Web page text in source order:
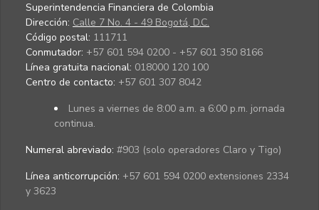
Superintendencia Financiera de Colombia
Dirección: Calle 7 No. 4 - 49 Bogotá, D.C.
Código postal: 111711
Conmutador: +57 601 594 0200 - +57 601 350 8166
Línea gratuita nacional: 018000 120 100
Centro de contacto: +57 601 307 8042
Lunes a viernes de 8:00 a.m. a 6:00 p.m. jornada
continua.
Numeral abreviado: #903 (solo operadores Claro y Tigo)
Línea anticorrupción: +57 601 594 0200 extensiones 2334
y 3623